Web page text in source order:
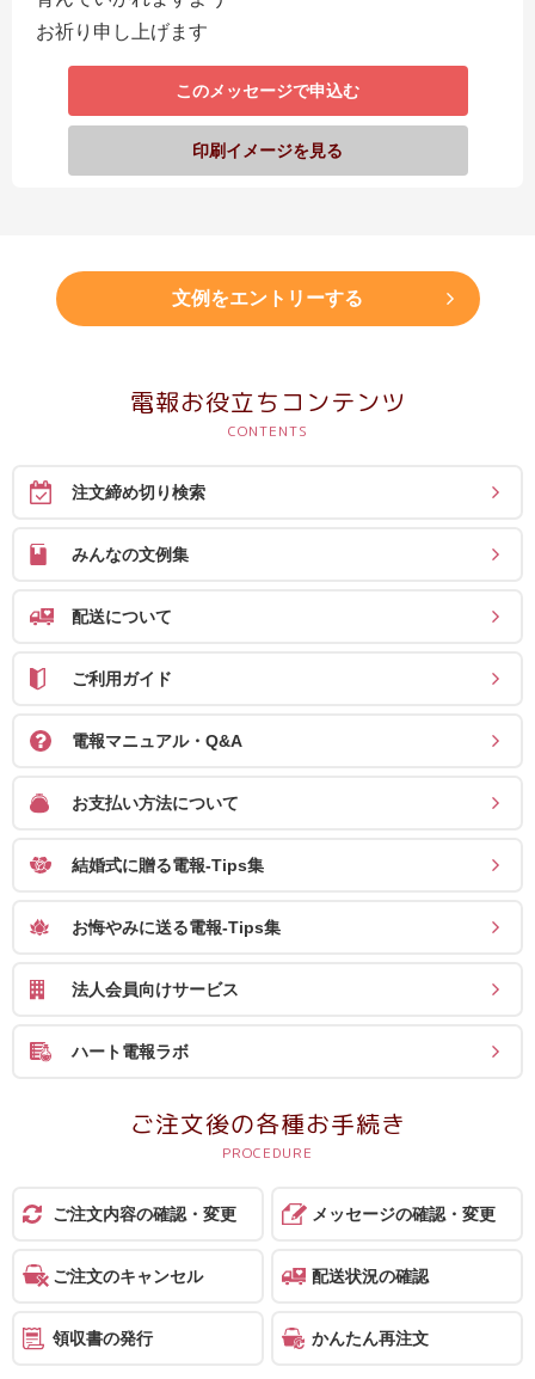
お祈り申し上げます
このメッセージで申込む
印刷イメージを見る
文例をエントリーする
電報お役立ちコンテンツ
注文締め切り検索
みんなの文例集
配送について
ご利用ガイド
電報マニュアル・Q&A
お支払い方法について
結婚式に贈る電報-Tips集
お悔やみに送る電報-Tips集
法人会員向けサービス
ハート電報ラボ
ご注文後の各種お手続き
ご注文内容の確認・変更 メッセージの確認・変更
ご注文のキャンセル 配送状況の確認
領収書の発行 かんたん再注文